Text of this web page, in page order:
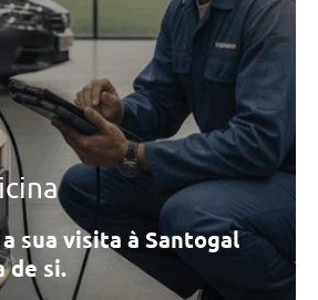
sua visita à Santogal
de si.